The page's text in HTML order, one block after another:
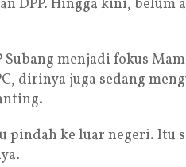
DPP. Hingga kini, belum
Subang menjadi fokus
dirinya juga sedang
pindah ke luar negeri. Itu